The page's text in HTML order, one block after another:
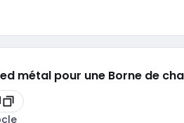
métal pour une Borne de